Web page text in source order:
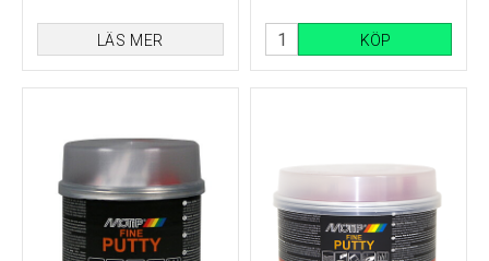
LÄS MER KÖP